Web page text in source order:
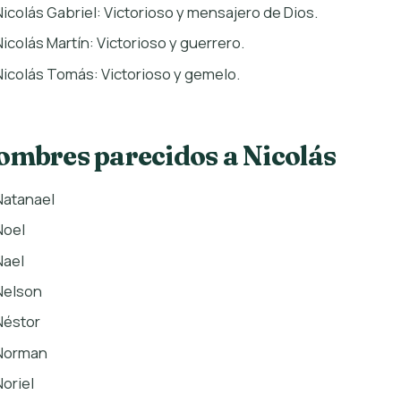
Gabriel: Victorioso y mensajero de Dios.
Martín: Victorioso y guerrero.
Tomás: Victorioso y gemelo.
parecidos a Nicolás